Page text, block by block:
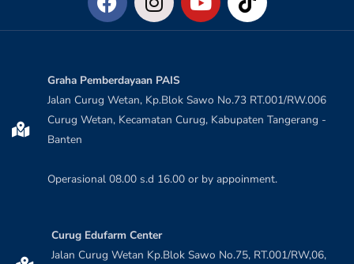
Graha Pemberdayaan PAIS
Jalan Curug Wetan, Kp.Blok Sawo No.73 RT.001/RW.006
Curug Wetan, Kecamatan Curug, Kabupaten Tangerang -
Banten
Operasional 08.00 s.d 16.00 or by appoinment.
Curug Edufarm Center
Jalan Curug Wetan Kp.Blok Sawo No.75, RT.001/RW,06,